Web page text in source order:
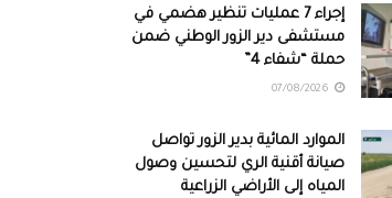
إجراء 7 عمليات تنظير هضمي في
مستشفى دير الزور الوطني ضمن
حملة “شفاء 4”
الموارد المائية بدير الزور تواصل
صيانة أقنية الري لتحسين وصول
المياه إلى الأراضي الزراعية